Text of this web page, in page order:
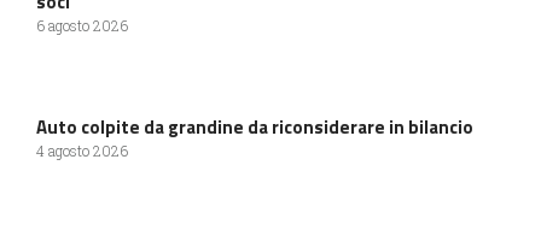
6 agosto 2026
Auto colpite da grandine da riconsiderare in bilancio
4 agosto 2026